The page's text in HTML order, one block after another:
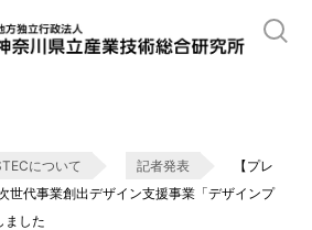
について 記者発表
【プレ
世代事業創出デザイン支援事業「デザインプ
ました